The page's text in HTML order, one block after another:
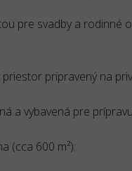
pre svadby a rodinné
pripravený na
a vybavená pre
(cca 600 m²):